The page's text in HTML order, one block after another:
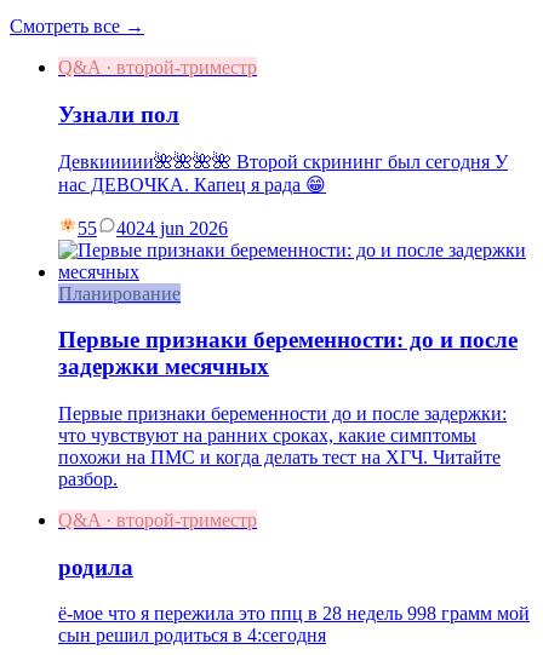
Смотреть все →
Q&A · второй-триместр
Узнали пол
Девкиииии🌺🌺🌺🌺 Второй скрининг был сегодня У
нас ДЕВОЧКА. Капец я рада 😁
55 4024 jun 2026
Планирование
Первые признаки беременности: до и после
задержки месячных
Первые признаки беременности до и после задержки:
что чувствуют на ранних сроках, какие симптомы
похожи на ПМС и когда делать тест на ХГЧ. Читайте
разбор.
Q&A · второй-триместр
родила
ё-мое что я пережила это ппц в 28 недель 998 грамм мой
сын решил родиться в 4:сегодня